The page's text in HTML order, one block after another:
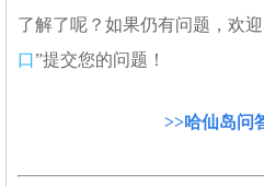
了解了呢？如果仍有问题，欢
口”提交您的问题！
>>哈仙岛问